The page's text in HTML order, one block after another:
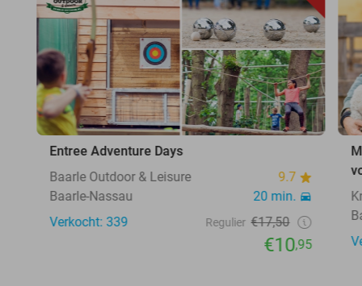
Entree Adventure Days
Baarle Outdoor & Leisure
9.7
Baarle-Nassau
20 min.
Verkocht: 339
Regulier €17,50
€10,95